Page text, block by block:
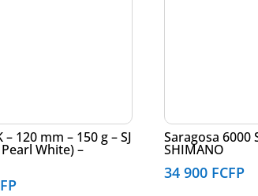
– 120 mm – 150 g – SJ
White) –
Saragosa 6000
SHIMANO
34 900 FCFP